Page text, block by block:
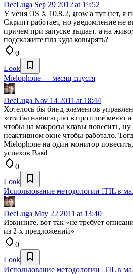
DecLuga Sep 29 2012 at 19:52
У меня OS X 10.8.2, growlа тут нет, я
Скрипт работает, но уведомление не
причем при запуске выдает, а на
подскажите плз куда ковырять?
0
Look
Mielophone — месяц спустя
DecLuga Nov 14 2011 at 18:44
Хотелось бы бинд элементов
хотя бы навигацию в прошлое меню
чтобы на макросы клавы повесить, ну
неактивном окне чтобы работало.
Mielophone на один монитор
успехов Вам!
0
Look
Использование методологии ITIL в
DecLuga May 22 2011 at 13:40
Извините, вот так «не требует
из 2-х предложений»
0
Look
Использование методологии ITIL в